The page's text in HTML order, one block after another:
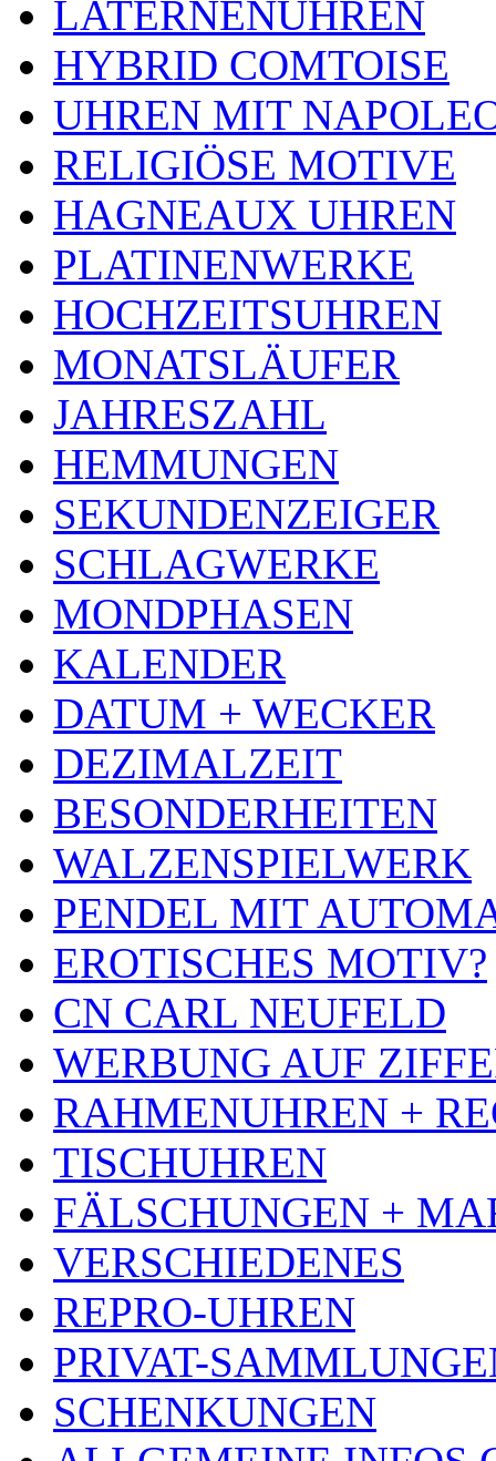
LATERNENUHREN
HYBRID COMTOISE
UHREN MIT
RELIGIÖSE MOTIVE
HAGNEAUX UHREN
PLATINENWERKE
HOCHZEITSUHREN
MONATSLÄUFER
JAHRESZAHL
HEMMUNGEN
SEKUNDENZEIGER
SCHLAGWERKE
MONDPHASEN
KALENDER
DATUM + WECKER
DEZIMALZEIT
BESONDERHEITEN
WALZENSPIELWERK
PENDEL MIT
EROTISCHES MOTIV?
CN CARL NEUFELD
WERBUNG AUF
RAHMENUHREN +
TISCHUHREN
FÄLSCHUNGEN +
VERSCHIEDENES
REPRO-UHREN
PRIVAT-
SCHENKUNGEN